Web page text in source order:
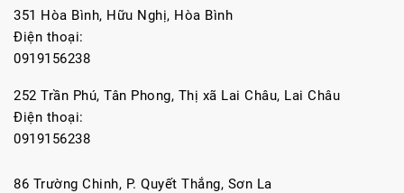
351 Hòa Bình, Hữu Nghị, Hòa Bình
Điện thoại:
0919156238
252 Trần Phú, Tân Phong, Thị xã Lai Châu, Lai Châu
Điện thoại:
0919156238
86 Trường Chinh, P. Quyết Thắng, Sơn La